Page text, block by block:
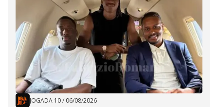
JOGADA 10/ 06/08/2026